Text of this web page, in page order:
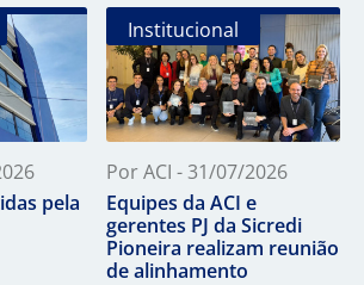
pela
Institucional
Por ACI - 31/07/2026
Equipes da ACI e
gerentes PJ da Sicredi
Pioneira realizam reunião
de alinhamento